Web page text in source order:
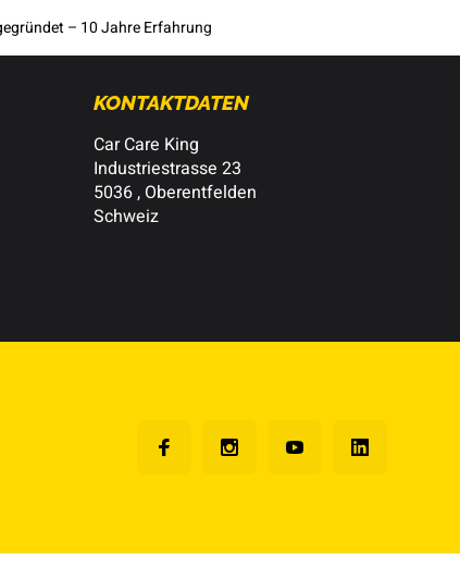
– 10 Jahre Erfahrung
KONTAKTDATEN
Car Care King
Industriestrasse 23
5036 , Oberentfelden
Schweiz